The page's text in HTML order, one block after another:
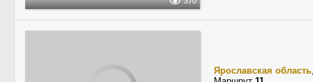
Ярославская область